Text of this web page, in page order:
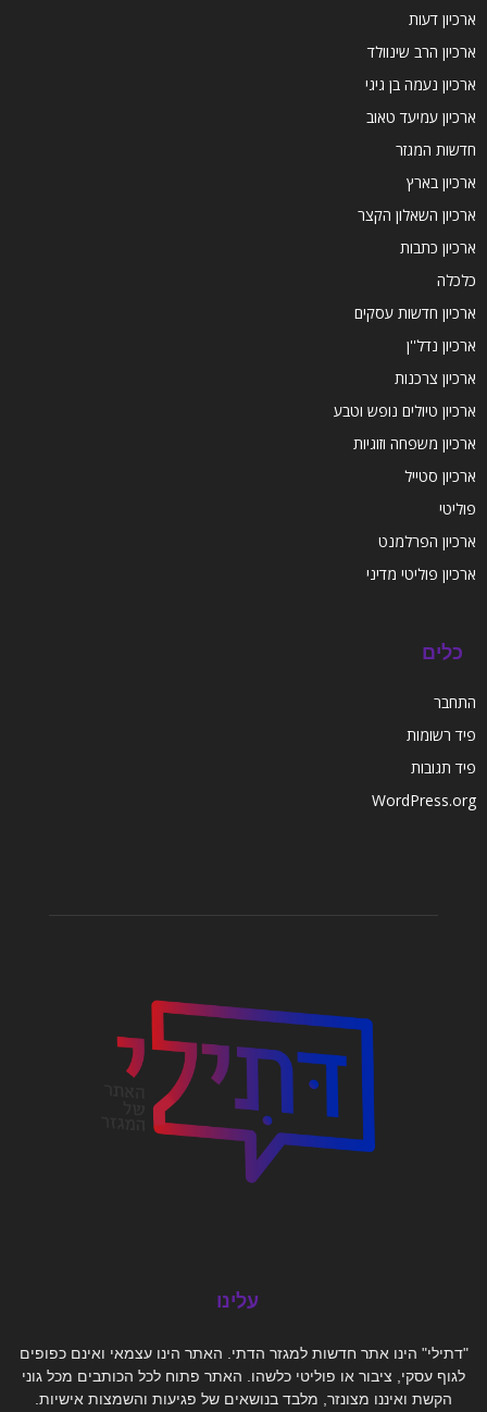
ארכיון דעות
ארכיון הרב שינוולד
ארכיון נעמה בן גיגי
ארכיון עמיעד טאוב
חדשות המגזר
ארכיון בארץ
ארכיון השאלון הקצר
ארכיון כתבות
כלכלה
ארכיון חדשות עסקים
ארכיון נדל''ן
ארכיון צרכנות
ארכיון טיולים נופש וטבע
ארכיון משפחה וזוגיות
ארכיון סטייל
פוליטי
ארכיון הפרלמנט
ארכיון פוליטי מדיני
כלים
התחבר
פיד רשומות
פיד תגובות
WordPress.org
עלינו
"דתילי" הינו אתר חדשות למגזר הדתי. האתר הינו עצמאי ואינם כפופים
לגוף עסקי, ציבור או פוליטי כלשהו. האתר פתוח לכל הכותבים מכל גוני
הקשת ואיננו מצונזר, מלבד בנושאים של פגיעות והשמצות אישיות.